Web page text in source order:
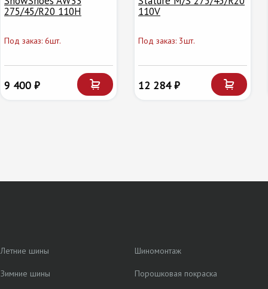
275/45/R20 110H
Под заказ: 6шт.
9 400 ₽
110V
Под заказ: 3шт.
12 284 ₽
Летние шины
Зимние шины
Шиномонтаж
Порошковая покраска